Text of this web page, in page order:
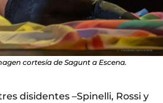
cortesía de Sagunt a Escena.
disidentes –Spinelli, Rossi y